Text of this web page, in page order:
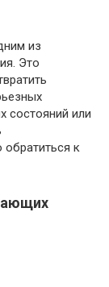
из
Это
состояний или
к